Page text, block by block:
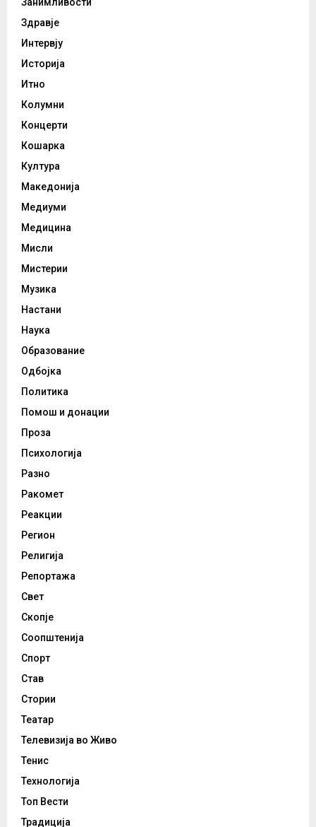
Здравје
Интервју
Историја
Итно
Колумни
Концерти
Кошарка
Култура
Македонија
Медиуми
Медицина
Мисли
Мистерии
Музика
Настани
Наука
Образование
Одбојка
Политика
Помош и донации
Проза
Психологија
Разно
Ракомет
Реакции
Регион
Религија
Репортажа
Свет
Скопје
Соопштенија
Спорт
Став
Стории
Театар
Телевизија во Живо
Тенис
Технологија
Топ Вести
Традиција